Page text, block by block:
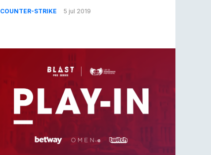
COUNTER-STRIKE 5 jul 2019